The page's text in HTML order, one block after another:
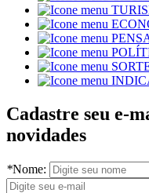
Cadastre seu e-
novidades
*Nome: